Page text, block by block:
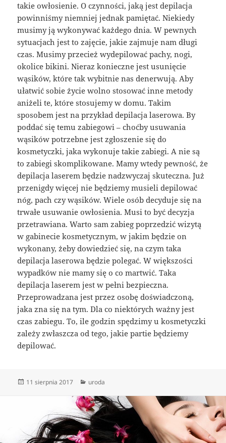
takie owłosienie. O czynności, jaką jest depilacja
powinniśmy niemniej jednak pamiętać. Niekiedy
musimy ją wykonywać każdego dnia. W pewnych
sytuacjach jest to zajęcie, jakie zajmuje nam długi
czas. Musimy przecież wydepilować pachy, nogi,
okolice bikini. Nieraz konieczne jest usunięcie
wąsików, które tak wybitnie nas denerwują. Aby
ułatwić sobie życie wolno stosować inne metody
aniżeli te, które stosujemy w domu. Takim
sposobem jest na przykład depilacja laserowa. By
poddać się temu zabiegowi – choćby usuwania
wąsików potrzebne jest zgłoszenie się do
kosmetyczki, jaka wykonuje takie zabiegi. A nie są
to zabiegi skomplikowane. Mamy wtedy pewność, że
depilacja laserem będzie nadzwyczaj skuteczna. Już
przenigdy więcej nie będziemy musieli depilować
nóg, pach czy wąsików. Wiele osób decyduje się na
trwałe usuwanie owłosienia. Musi to być decyzja
przetrawiana. Warto sam zabieg poprzedzić wizytą
w gabinecie kosmetycznym, w jakim będzie on
wykonany, żeby dowiedzieć się, na czym taka
depilacja laserowa będzie polegać. W większości
wypadków nie mamy się o co martwić. Taka
depilacja laserem jest w pełni bezpieczna.
Przeprowadzana jest przez osobę doświadczoną,
jaka zna się na tym. Dla co niektórych ważny jest
czas zabiegu. To, ile godzin spędzimy u kosmetyczki
zależy zwłaszcza od tego, jakie partie będziemy
depilować.
Data
11 sierpnia 2017 Kategorie
uroda